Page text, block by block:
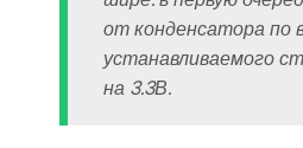
от конденсатора по
устанавливаемого
на 3.3В.